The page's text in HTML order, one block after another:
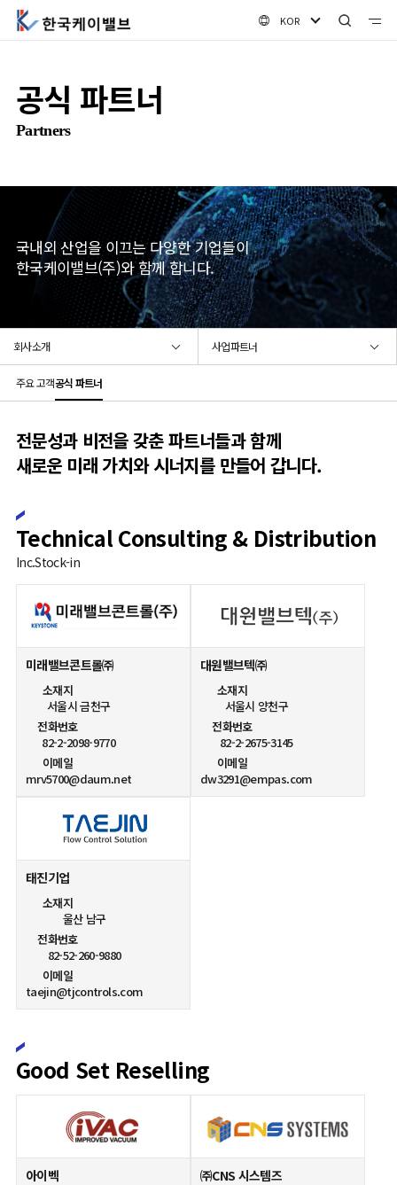
KOR
공식 파트너
Partners
국내외 산업을 이끄는 다양한 기업들이
한국케이밸브(주)와 함께 합니다.
회사소개 사업파트너
주요 고객공식 파트너
전문성과 비전을 갖춘파트너들과 함께
새로운 미래 가치와시너지를 만들어 갑니다.
Technical Consulting & Distribution
Inc.Stock-in
미래밸브콘트롤㈜
소재지
서울시 금천구
전화번호
82-2-2098-9770
이메일
mrv5700@daum.net
대원밸브텍㈜
소재지
서울시 양천구
전화번호
82-2-2675-3145
이메일
dw3291@empas.com
태진기업
소재지
울산 남구
전화번호
82-52-260-9880
이메일
taejin@tjcontrols.com
Good Set Reselling
아이벡 ㈜CNS 시스템즈